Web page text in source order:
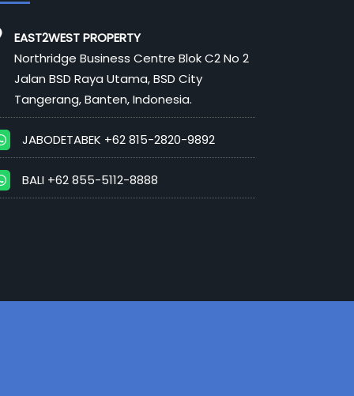
EAST2WEST PROPERTY
Northridge Business Centre Blok C2 No 2
Jalan BSD Raya Utama, BSD City
Tangerang, Banten, Indonesia.
JABODETABEK +62 815-2820-9892
BALI +62 855-5112-8888